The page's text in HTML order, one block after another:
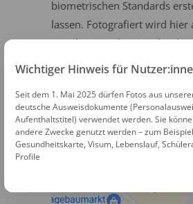
biometrischen Standards
lassen. Fotografiert wird hier
von den Mitarbeitern der dm
Bilder können sofort
werden. In Husum steht ein
Passbildservice zur Verfügung.
Wichtiger Hinweis für
Seit dem 1. Mai 2025 dürfen Fotos aus
deutsche Ausweisdokumente
Aufenthaltstitel) verwendet werden. Sie
andere Zwecke genutzt werden – zum
Gesundheitskarte, Visum, Lebenslauf,
Profile